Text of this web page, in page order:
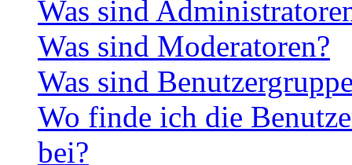
Was sind
Was sind Moderatoren?
Was sind
Wo finde ich die
bei?